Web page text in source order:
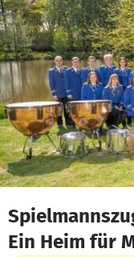
Zum Hauptinhalt
Erklärung zur
Ein Heim für